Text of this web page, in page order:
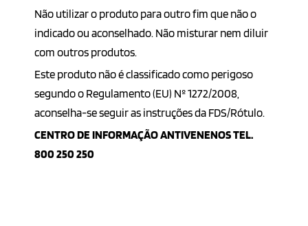
Não utilizar o produto para outro fim que não o
indicado ou aconselhado. Não misturar nem diluir
com outros produtos.
Este produto não é classificado como perigoso
segundo o Regulamento (EU) Nº 1272/2008,
aconselha-se seguir as instruções da FDS/Rótulo.
CENTRO DE INFORMAÇÃO ANTIVENENOS TEL.
800 250 250